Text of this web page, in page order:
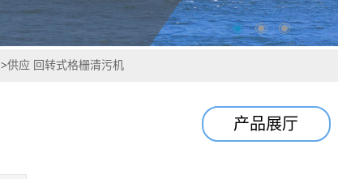
>供应 回转式格栅清污机
产品展厅